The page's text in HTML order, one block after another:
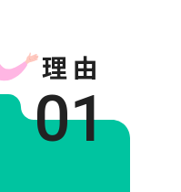
理 由
01